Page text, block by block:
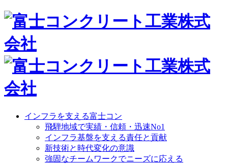
インフラを支える富士コン
飛騨地域で実績・信頼・迅速No1
インフラ基盤を支える責任と貢献
新技術と時代変化の意識
強固なチームワークでニーズに応える